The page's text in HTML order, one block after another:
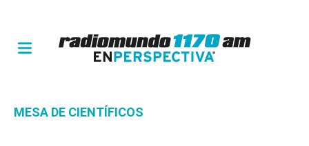
MESA DE CIENTÍFICOS